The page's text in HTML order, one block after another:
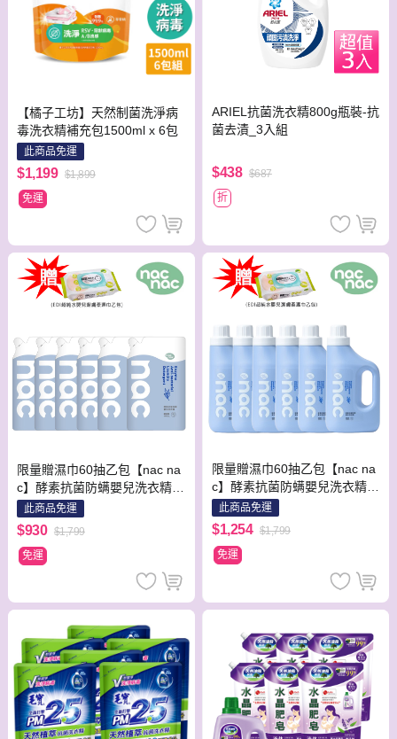
【橘子工坊】天然制菌洗淨病
毒洗衣精補充包1500ml x 6包
此商品免運
$1,199 $1,899
免運
ARIEL抗菌洗衣精800g瓶裝-抗
菌去漬_3入組
$438 $687
折
限量贈濕巾60抽乙包【nac na
c】酵素抗菌防螨嬰兒洗衣精補
充包1100mlx6包 嬰兒 全家 洗
衣精
此商品免運
$930 $1,799
免運
限量贈濕巾60抽乙包【nac na
c】酵素抗菌防螨嬰兒洗衣精1
200ml x 6瓶 嬰兒 全家 洗衣精
此商品免運
$1,254 $1,799
免運